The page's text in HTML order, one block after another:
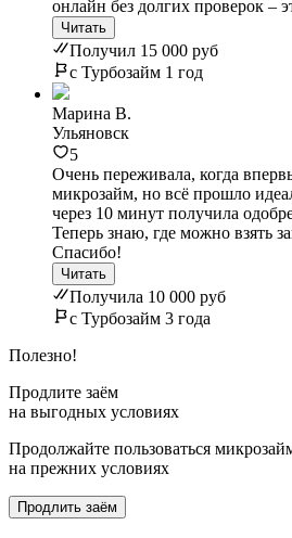
онлайн без долгих проверок –
Читать
Получил 15 000 руб
с Турбозайм 1 год
Марина В.
Ульяновск
5
Очень переживала, когда
микрозайм, но всё прошло
через 10 минут получила
Теперь знаю, где можно взять
Спасибо!
Читать
Получила 10 000 руб
с Турбозайм 3 года
Полезно!
Продлите заём
на выгодных условиях
Продолжайте пользоваться
на прежних условиях
Продлить заём